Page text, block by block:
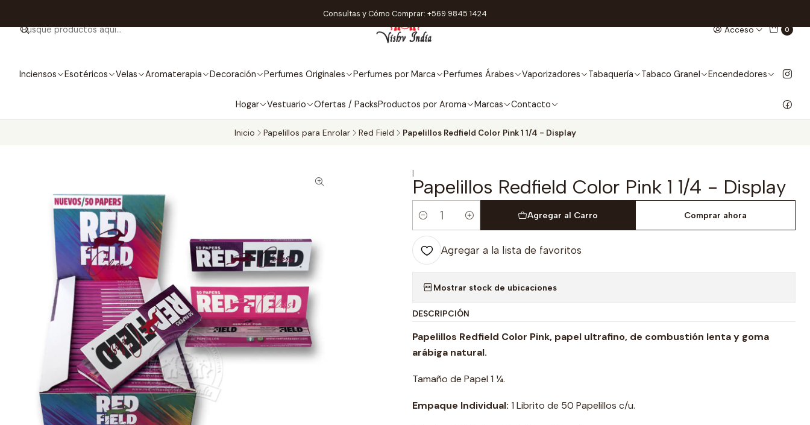
Acceso 0
Inciensos Esotéricos Velas Aromaterapia Decoración Perfumes Originales Perfumes por Marca Perfumes Árabes Vaporizadores Tabaquería Tabaco Granel Encendedores
Hogar Vestuario Ofertas / PacksProductos por Aroma Marcas Contacto
Consultas y Cómo Comprar: +569 9845 1424
Inicio Papelillos para Enrolar Red Field Papelillos Redfield Color Pink 1 1/4 - Display
|
Papelillos Redfield Color Pink 1 1/4 - Display
Cantidad
Agregar al Carro Comprar ahora
Agregar a la lista de favoritos
Mostrar stock de ubicaciones
DESCRIPCIÓN
Papelillos Redfield Color Pink, papel ultrafino, de combustión lenta y goma
arábiga natural.
Tamaño de Papel 1 ¼.
Empaque Individual: 1 Librito de 50 Papelillos c/u.